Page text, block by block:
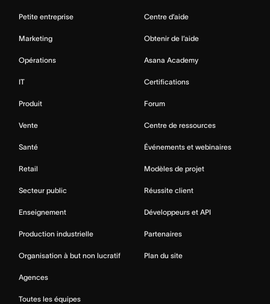
Petite entreprise
Marketing
Opérations
IT
Produit
Vente
Santé
Retail
Secteur public
Enseignement
Production industrielle
Organisation à but non lucratif
Agences
Toutes les équipes
Centre d’aide
Obtenir de l’aide
Asana Academy
Certifications
Forum
Centre de ressources
Événements et webinaires
Modèles de projet
Réussite client
Développeurs et API
Partenaires
Plan du site